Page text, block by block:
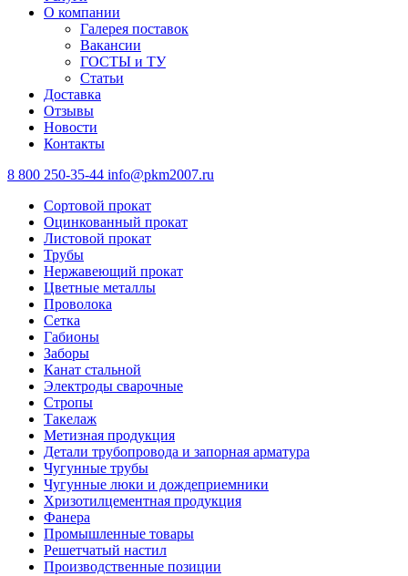
О компании
Галерея поставок
Вакансии
ГОСТЫ и ТУ
Статьи
Доставка
Отзывы
Новости
Контакты
8 800 250-35-44 info@pkm2007.ru
Сортовой прокат
Оцинкованный прокат
Листовой прокат
Трубы
Нержавеющий прокат
Цветные металлы
Проволока
Сетка
Габионы
Заборы
Канат стальной
Электроды сварочные
Стропы
Такелаж
Метизная продукция
Детали трубопровода и запорная арматура
Чугунные трубы
Чугунные люки и дождеприемники
Хризотилцементная продукция
Фанера
Промышленные товары
Решетчатый настил
Производственные позиции